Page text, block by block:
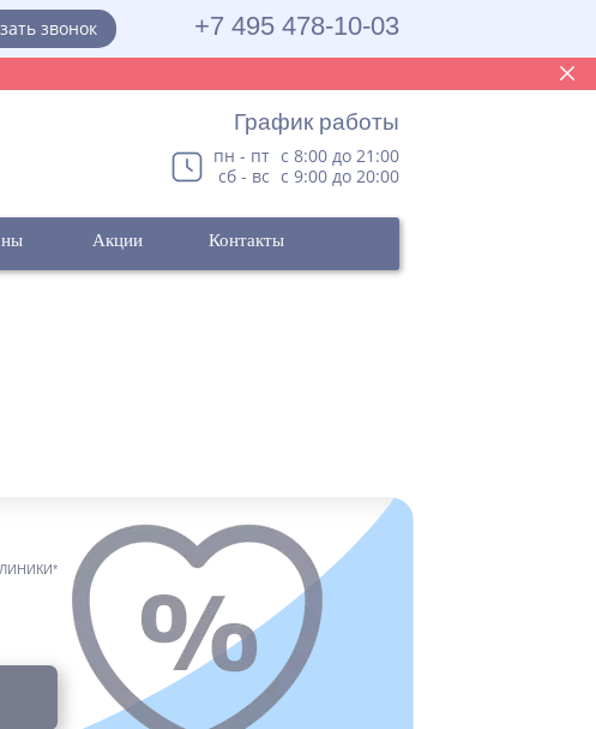
+7 495 478-10-03
звонок
График работы
пн - пт с 8:00 до 21:00
сб - вс с 9:00 до 20:00
Акции Контакты